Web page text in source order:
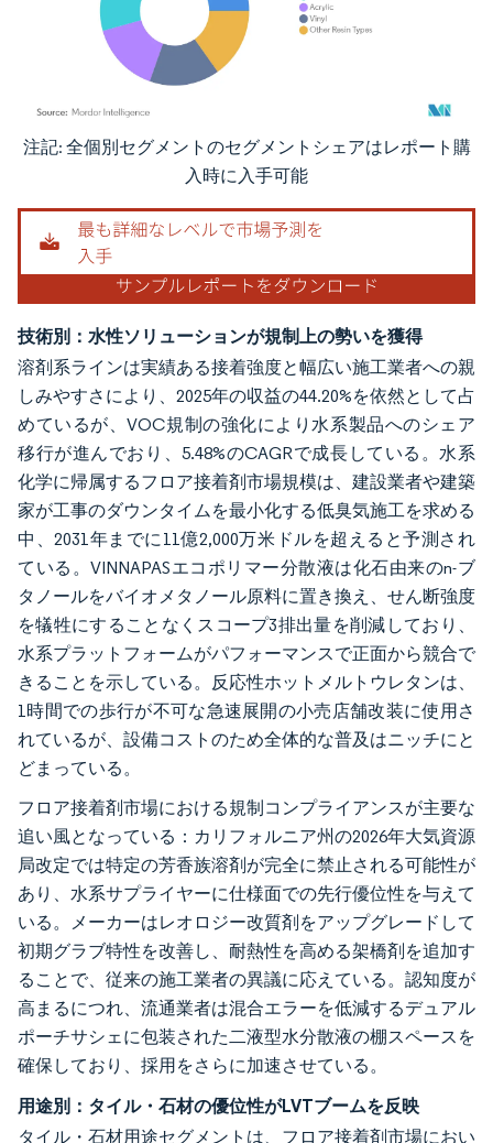
画像 © Mordor Intelligence。再利用にはCC BY 4.0の表示が必要です。
注記: 全個別セグメントのセグメントシェアはレポート購
入時に入手可能
技術別：水性ソリューションが規制上の勢いを獲得
溶剤系ラインは実績ある接着強度と幅広い施工業者への親
しみやすさにより、2025年の収益の44.20%を依然として占
めているが、VOC規制の強化により水系製品へのシェア
移行が進んでおり、5.48%のCAGRで成長している。水系
化学に帰属するフロア接着剤市場規模は、建設業者や建築
家が工事のダウンタイムを最小化する低臭気施工を求める
中、2031年までに11億2,000万米ドルを超えると予測され
ている。VINNAPASエコポリマー分散液は化石由来のn-ブ
タノールをバイオメタノール原料に置き換え、せん断強度
を犠牲にすることなくスコープ3排出量を削減しており、
水系プラットフォームがパフォーマンスで正面から競合で
きることを示している。反応性ホットメルトウレタンは、
1時間での歩行が不可な急速展開の小売店舗改装に使用さ
れているが、設備コストのため全体的な普及はニッチにと
どまっている。
フロア接着剤市場における規制コンプライアンスが主要な
追い風となっている：カリフォルニア州の2026年大気資源
局改定では特定の芳香族溶剤が完全に禁止される可能性が
あり、水系サプライヤーに仕様面での先行優位性を与えて
いる。メーカーはレオロジー改質剤をアップグレードして
初期グラブ特性を改善し、耐熱性を高める架橋剤を追加す
ることで、従来の施工業者の異議に応えている。認知度が
高まるにつれ、流通業者は混合エラーを低減するデュアル
ポーチサシェに包装された二液型水分散液の棚スペースを
確保しており、採用をさらに加速させている。
用途別：タイル・石材の優位性がLVTブームを反映
タイル・石材用途セグメントは、フロア接着剤市場におい